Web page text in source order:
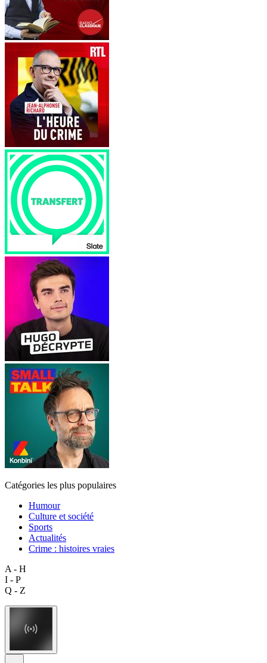
Catégories les plus populaires
Humour
Culture et société
Sports
Actualités
Crime : histoires vraies
A - H
I - P
Q - Z